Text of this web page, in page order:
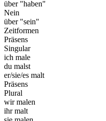
über "haben"
Nein
über "sein"
Zeitformen
Präsens
Singular
ich male
du malst
er/sie/es malt
Präsens
Plural
wir malen
ihr malt